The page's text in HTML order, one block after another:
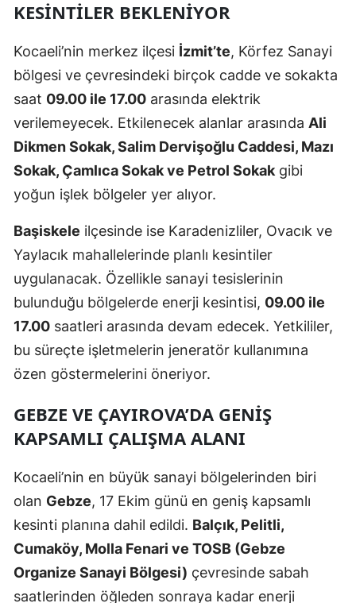
Muğla
Muş
Niğde
Ordu
Sakarya
Samsun
Siirt
Tekirdağ
Tokat
Trabzon
Tunceli
Şanlıurfa
Uşak
Van
KESINTILER BEKLENIYOR
Kocaeli’nin merkez ilçesi İzmit’te, Körfez Sanayi
bölgesi ve çevresindeki birçok cadde ve sokakta
saat 09.00 ile 17.00 arasında elektrik
verilemeyecek. Etkilenecek alanlar arasında Ali
Dikmen Sokak, Salim Dervişoğlu Caddesi, Mazı
Sokak, Çamlıca Sokak ve Petrol Sokakgibi
yoğun işlek bölgeler yer alıyor.
Başiskele ilçesinde ise Karadenizliler, Ovacık ve
Yaylacık mahallelerinde planlı kesintiler
uygulanacak. Özellikle sanayi tesislerinin
bulunduğu bölgelerde enerji kesintisi, 09.00 ile
17.00 saatleri arasında devam edecek. Yetkililer,
bu süreçte işletmelerin jeneratör kullanımına
özen göstermelerini öneriyor.
GEBZE VE ÇAYIROVA’DA GENIŞ
KAPSAMLI ÇALIŞMA ALANI
Kocaeli’nin en büyük sanayi bölgelerinden biri
olan Gebze, 17 Ekim günü en geniş kapsamlı
kesinti planına dahil edildi. Balçık, Pelitli,
Cumaköy, Molla Fenari ve TOSB (Gebze
Organize Sanayi Bölgesi) çevresinde sabah
saatlerinden öğleden sonraya kadar enerji